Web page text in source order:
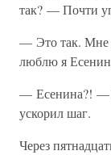
так? — Почти
— Это так. Мне
люблю я
— Есенина?! —
ускорил шаг.
Через